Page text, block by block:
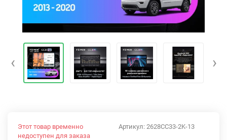
‹ ›
Артикул: 2628CC33-2K-13
Этот товар временно
недоступен для заказа